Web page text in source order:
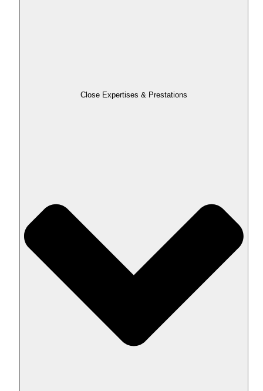
Close Expertises & Prestations